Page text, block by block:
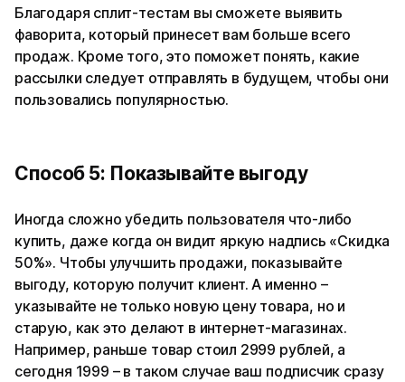
Благодаря сплит-тестам вы сможете выявить
фаворита, который принесет вам больше всего
продаж. Кроме того, это поможет понять, какие
рассылки следует отправлять в будущем, чтобы они
пользовались популярностью.
Способ 5: Показывайте выгоду
Иногда сложно убедить пользователя что-либо
купить, даже когда он видит яркую надпись «Скидка
50%». Чтобы улучшить продажи, показывайте
выгоду, которую получит клиент. А именно –
указывайте не только новую цену товара, но и
старую, как это делают в интернет-магазинах.
Например, раньше товар стоил 2999 рублей, а
сегодня 1999 – в таком случае ваш подписчик сразу